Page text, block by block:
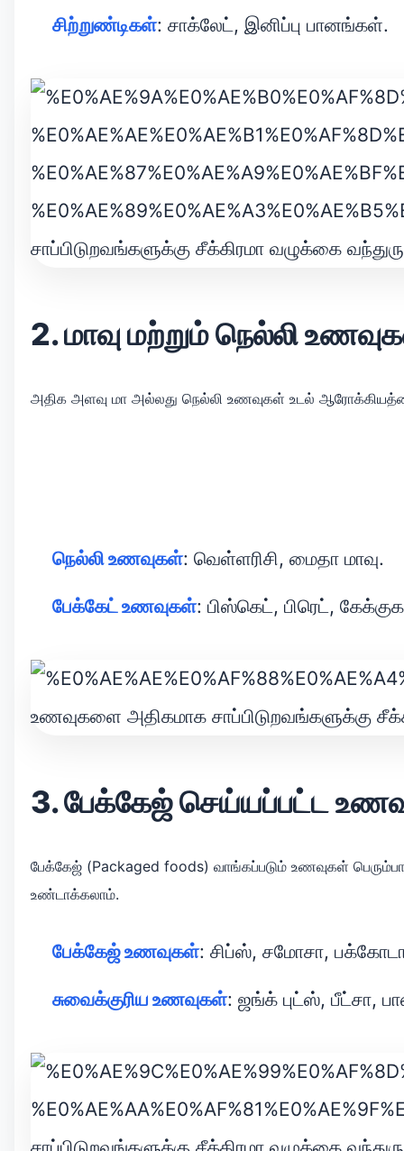
சிற்றுண்டிகள்: சாக்லேட், இனிப்பு பானங்கள்.
2. மாவு மற்றும் நெல்லி
அதிக அளவு மா அல்லது நெல்லி உணவுகள் உடல்
நெல்லி உணவுகள்: வெள்ளரிசி, மைதா மாவு.
பேக்கேட் உணவுகள்: பிஸ்கெட், பிரெட்,
3. பேக்கேஜ் செய்யப்பட்ட
பேக்கேஜ் (Packaged foods) வாங்கப்படும் உணவுகள்
உண்டாக்கலாம்.
பேக்கேஜ் உணவுகள்: சிப்ஸ், சமோசா,
சுவைக்குரிய உணவுகள்: ஜங்க் புட்ஸ், பீட்சா,